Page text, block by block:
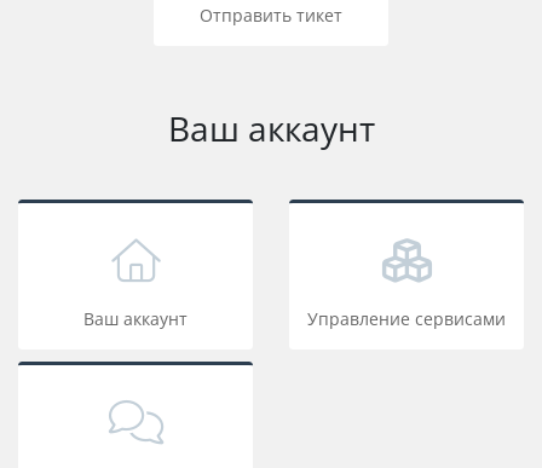
Отправить тикет
Ваш аккаунт
Ваш аккаунт Управление сервисами